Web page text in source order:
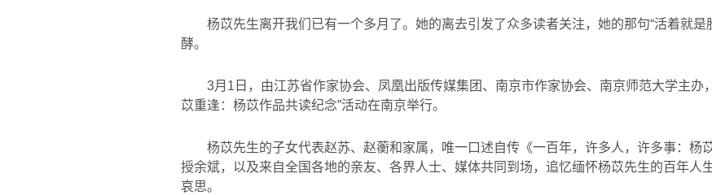
杨苡先生离开我们已有一个多月了。她的离去引发了众多读者关注，她的那句“活着就是
酵。
3月 1 日，由江苏省作家协会、凤凰出版传媒集团、南京市作家协会、南京师范大学主办
苡重逢：杨苡作品共读纪念”活动在南京举行。
杨苡先生的子女代表赵苏、赵蘅和家属，唯一口述自传《一百年，许多人，许多事：杨
授余斌，以及来自全国各地的亲友、各界人士、媒体共同到场，追忆缅怀杨苡先生的百年人
哀思。